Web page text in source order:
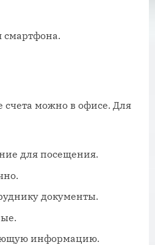
счета можно в офисе. Для
для посещения.
документы.
информацию.